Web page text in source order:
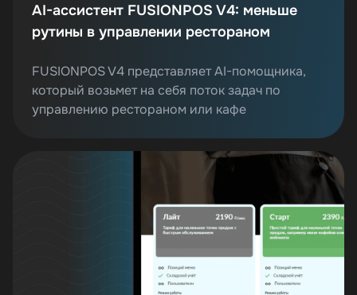
AI-ассистент FUSIONPOS V4: меньше
рутины в управлении рестораном
FUSIONPOS V4 представляет AI-помощника,
который возьмет на себя поток задач по
управлению рестораном или кафе